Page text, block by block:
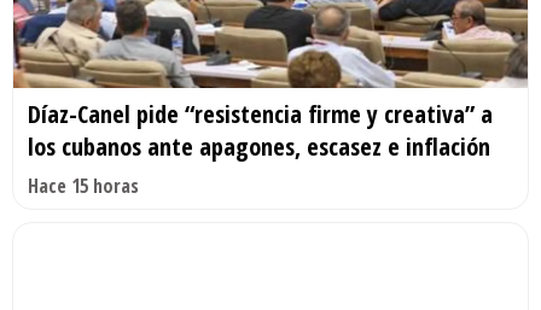
Díaz-Canel pide “resistencia firme y creativa” a
los cubanos ante apagones, escasez e inflación
Hace 15 horas